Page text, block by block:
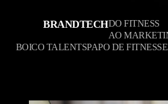
BRANDTECHDO FITNESS
AO
BOICO TALENTSPAPO DE FITNESS